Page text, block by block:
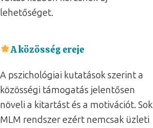
lehetőséget.
A közösség ereje
A pszichológiai kutatások szerint a
közösségi támogatás jelentősen
növeli a kitartást és a motivációt. Sok
MLM rendszer ezért nemcsak üzleti